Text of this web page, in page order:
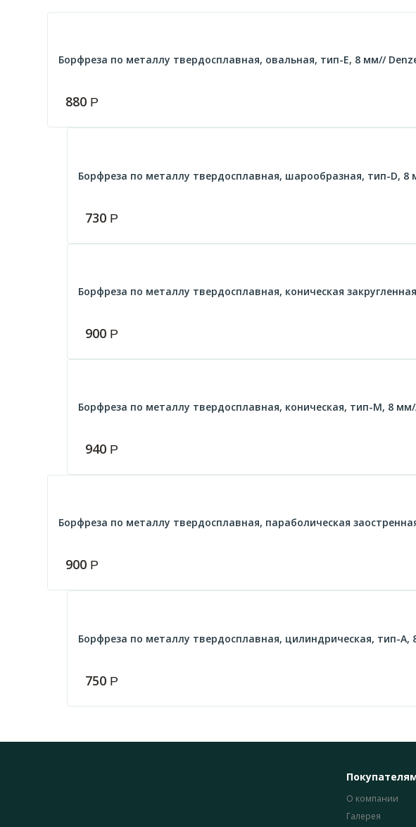
Борфреза по металлу твердосплавная, овальная, тип-E, 8 мм//
880 Р
Борфреза по металлу твердосплавная, шарообразная, тип-D, 8
730 Р
Борфреза по металлу твердосплавная, коническая
900 Р
Борфреза по металлу твердосплавная, коническая, тип-M, 8
940 Р
Борфреза по металлу твердосплавная, параболическая
900 Р
Борфреза по металлу твердосплавная, цилиндрическая, тип-А,
750 Р
О компании
Галерея